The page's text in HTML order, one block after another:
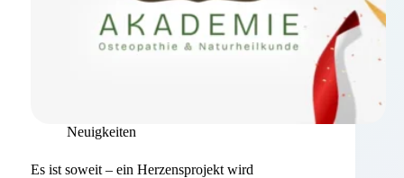
Neuigkeiten
Es ist soweit – ein Herzensprojekt wird